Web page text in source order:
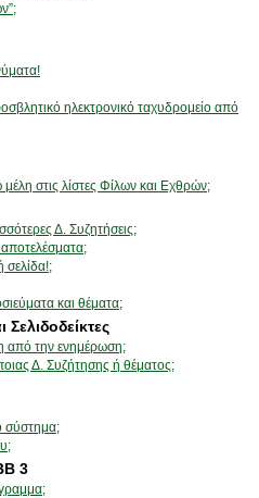
ηλεκτρονικό ταχυδρομείο από
στις λίστες Φίλων και Εχθρών;
Δ. Συζητήσεις;
αποτελέσματα;
σελίδα!;
και θέματα;
από την ενημέρωση;
Δ. Συζήτησης ή θέματος;
σύστημα;
3